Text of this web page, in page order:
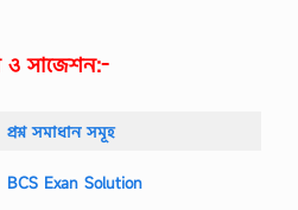
সাজেশন:-
প্রশ্ন সমাধান সমূহ
BCS Exan Solution